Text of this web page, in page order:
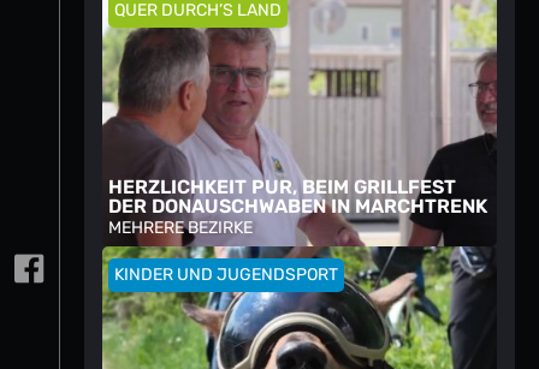
QUER DURCH’S LAND
HERZLICHKEIT PUR, BEIM GRILLFEST
DER DONAUSCHWABEN IN MARCHTRENK
MEHRERE BEZIRKE
KINDER UND JUGENDSPORT